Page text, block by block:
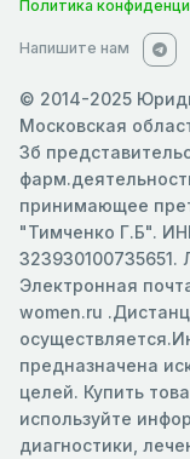
Политика
Напишите нам
© 2014-2025
Московская
3б
принимающее
"Тимченко Г.Б".
323930100735651.
Электронная
women.ru
предназначена
целей. Купить
используйте
диагностики,